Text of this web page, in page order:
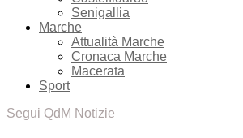
Senigallia
Marche
Attualità Marche
Cronaca Marche
Macerata
Sport
Segui QdM Notizie